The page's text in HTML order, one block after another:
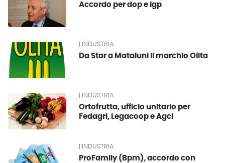
Accordo per dop e igp
INDUSTRIA
Da Star a Mataluni il marchio Olita
INDUSTRIA
Ortofrutta, ufficio unitario per
Fedagri, Legacoop e Agci
INDUSTRIA
ProFamily (Bpm), accordo con